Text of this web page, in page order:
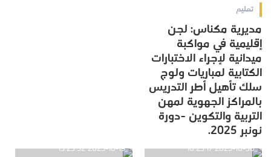
تعليم
مديرية مكناس: لجن
إقليمية في مواكبة
ميدانية لإجراء الاختبارات
الكتابية لمباريات ولوج
سلك تأهيل أطر التدريس
بالمراكز الجهوية لمهن
التربية والتكوين -دورة
نونبر 2025.
2025-10-30 10:23:17
2025-10-19 13:23:52